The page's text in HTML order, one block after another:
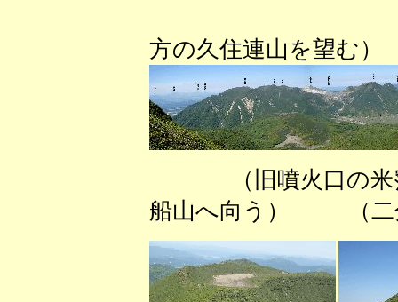
方の久住連山を望む）
（旧噴火口の
船山へ向う） （二